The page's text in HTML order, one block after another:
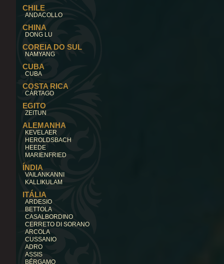
CHILE
ANDACOLLO
CHINA
DONG LU
COREIA DO SUL
NAMYANG
CUBA
CUBA
COSTA RICA
CÁRTAGO
EGITO
ZEITUN
ALEMANHA
KEVELAER
HEROLDSBACH
HEEDE
MARIENFRIED
ÍNDIA
VAILANKANNI
KALLIKULAM
ITÁLIA
ARDESIO
BETTOLA
CASALBORDINO
CERRETO DI SORANO
ARCOLA
CUSSANIO
ADRO
ASSIS
BÉRGAMO